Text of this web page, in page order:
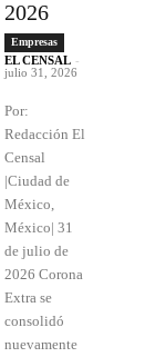
2026
Empresas
EL CENSAL -
julio 31, 2026
Por:
Redacción El
Censal
|Ciudad de
México,
México| 31
de julio de
2026 Corona
Extra se
consolidó
nuevamente